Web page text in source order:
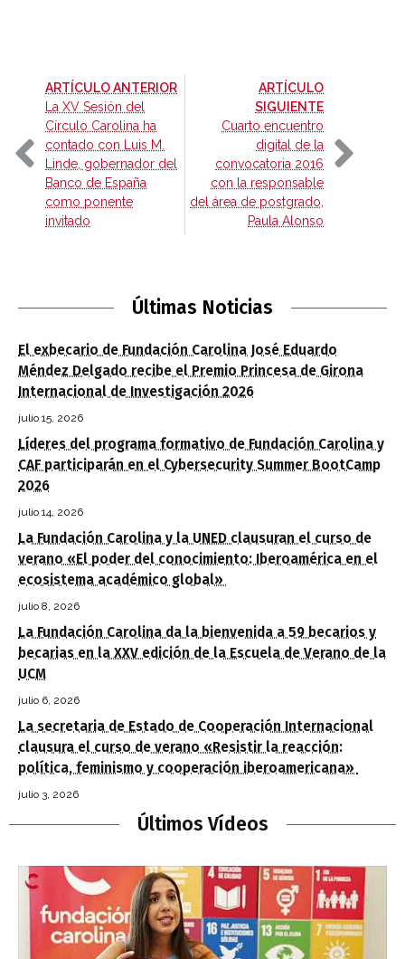
ARTÍCULO ANTERIOR-
La XV Sesión del
Círculo Carolina ha
contado con Luis M.
Linde, gobernador del
Banco de España
como ponente
invitado
ARTÍCULO
SIGUIENTE-
Cuarto encuentro
digital de la
convocatoria 2016
con la responsable
del área de postgrado,
Paula Alonso
Últimas Noticias
El exbecario de Fundación Carolina José Eduardo
Méndez Delgado recibe el Premio Princesa de Girona
Internacional de Investigación 2026
julio 15, 2026
Líderes del programa formativo de Fundación Carolina y
CAF participarán en el Cybersecurity Summer BootCamp
2026
julio 14, 2026
La Fundación Carolina y la UNED clausuran el curso de
verano «El poder del conocimiento: Iberoamérica en el
ecosistema académico global»
julio 8, 2026
La Fundación Carolina da la bienvenida a 59 becarios y
becarias en la XXV edición de la Escuela de Verano de la
UCM
julio 6, 2026
La secretaria de Estado de Cooperación Internacional
clausura el curso de verano «Resistir la reacción:
política, feminismo y cooperación iberoamericana»
julio 3, 2026
Últimos Vídeos